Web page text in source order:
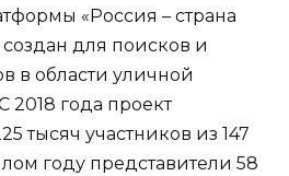
«Россия – страна
для поисков и
в области уличной
2018 года проект
тысяч участников из 147
году представители 58